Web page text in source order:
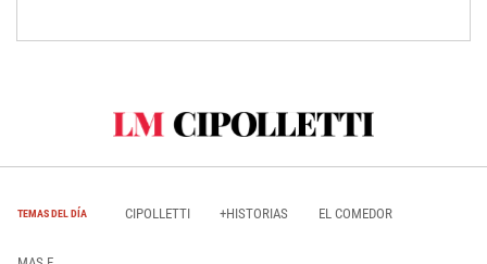
TEMAS DEL DÍA CIPOLLETTI +HISTORIAS EL COMEDOR